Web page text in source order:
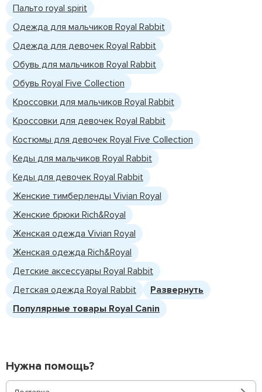
Пальто royal spirit
Одежда для мальчиков Royal Rabbit
Одежда для девочек Royal Rabbit
Обувь для мальчиков Royal Rabbit
Обувь Royal Five Collection
Кроссовки для мальчиков Royal Rabbit
Кроссовки для девочек Royal Rabbit
Костюмы для девочек Royal Five Collection
Кеды для мальчиков Royal Rabbit
Кеды для девочек Royal Rabbit
Женские тимберленды Vivian Royal
Женские брюки Rich&Royal
Женская одежда Vivian Royal
Женская одежда Rich&Royal
Детские аксессуары Royal Rabbit
Детская одежда Royal Rabbit
Развернуть
Популярные товары Royal Canin
Нужна помощь?